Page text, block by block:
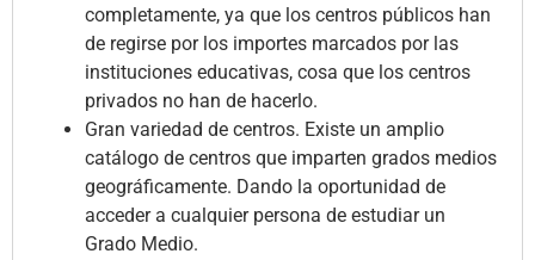
completamente, ya que los centros públicos han
de regirse por los importes marcados por las
instituciones educativas, cosa que los centros
privados no han de hacerlo.
Gran variedad de centros. Existe un amplio
catálogo de centros que imparten grados medios
geográficamente. Dando la oportunidad de
acceder a cualquier persona de estudiar un
Grado Medio.